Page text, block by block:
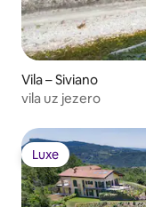
Vila – Siviano
vila uz jezero
Luxe
Luxe